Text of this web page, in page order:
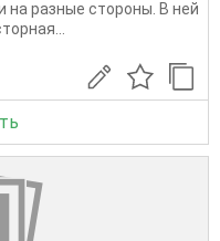
на разные стороны. В ней